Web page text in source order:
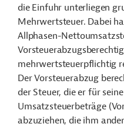
die Einfuhr unterliegen
Mehrwertsteuer. Dabei
Allphasen-
mehrwertsteuerpflichtig
Der Vorsteuerabzug
der Steuer, die er für
Umsatzsteuerbeträge
abzuziehen, die ihm